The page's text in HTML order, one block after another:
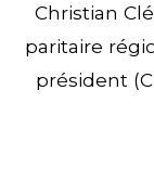
Christian
paritaire
président